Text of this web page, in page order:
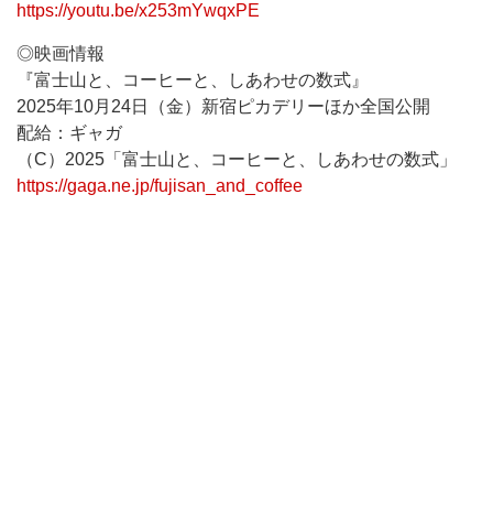
https://youtu.be/x253mYwqxPE
◎映画情報
『富士山と、コーヒーと、しあわせの数式』
2025年10月24日（金）新宿ピカデリーほか全国公開
配給：ギャガ
（C）2025「富士山と、コーヒーと、しあわせの数式」
https://gaga.ne.jp/fujisan_and_coffee